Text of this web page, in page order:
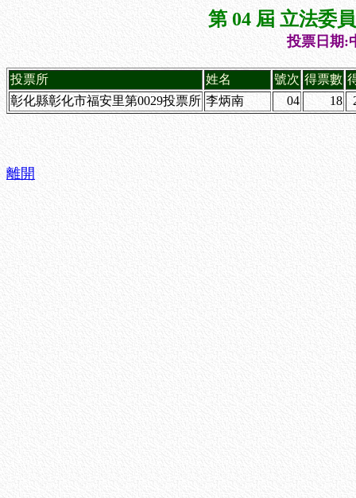
第 04 屆 立法委
投票日期:
投票所 姓名 號次 得票數
彰化縣彰化市福安里第0029投票所 李炳南 04 18
離開